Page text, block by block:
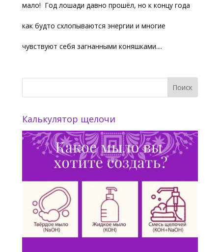
мало! Год лошади давно прошёл, но к концу года
как будто схлопываются энергии и многие
чувствуют себя загнанными коняшками....
Калькулятор щелочи